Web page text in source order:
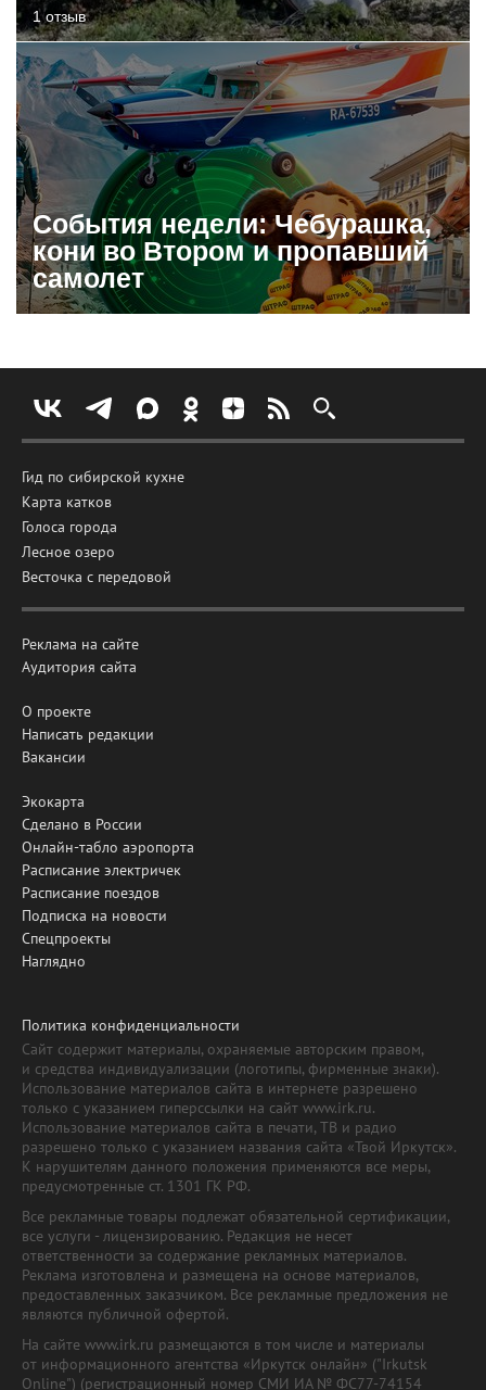
1 отзыв
События недели: Чебурашка,
кони во Втором и пропавший
самолет
Гид по сибирской кухне
Карта катков
Голоса города
Лесное озеро
Весточка с передовой
Реклама на сайте
Аудитория сайта
О проекте
Написать редакции
Вакансии
Экокарта
Сделано в России
Онлайн-табло аэропорта
Расписание электричек
Расписание поездов
Подписка на новости
Спецпроекты
Наглядно
Политика конфиденциальности
Сайт содержит материалы, охраняемые авторским правом,
и средства индивидуализации (логотипы, фирменные знаки).
Использование материалов сайта в интернете разрешено
только с указанием гиперссылки на сайт www.irk.ru.
Использование материалов сайта в печати, ТВ и радио
разрешено только с указанием названия сайта «Твой Иркутск».
К нарушителям данного положения применяются все меры,
предусмотренные ст. 1301 ГК РФ.
Все рекламные товары подлежат обязательной сертификации,
все услуги - лицензированию. Редакция не несет
ответственности за содержание рекламных материалов.
Реклама изготовлена и размещена на основе материалов,
предоставленных заказчиком. Все рекламные предложения не
являются публичной офертой.
На сайте www.irk.ru размещаются в том числе и материалы
от информационного агентства «Иркутск онлайн» ("Irkutsk
Online") (регистрационный номер СМИ ИА № ФС77-74154